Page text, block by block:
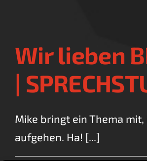
Wir lieben
|
Mike bringt ein Thema
aufgehen. Ha! [...]